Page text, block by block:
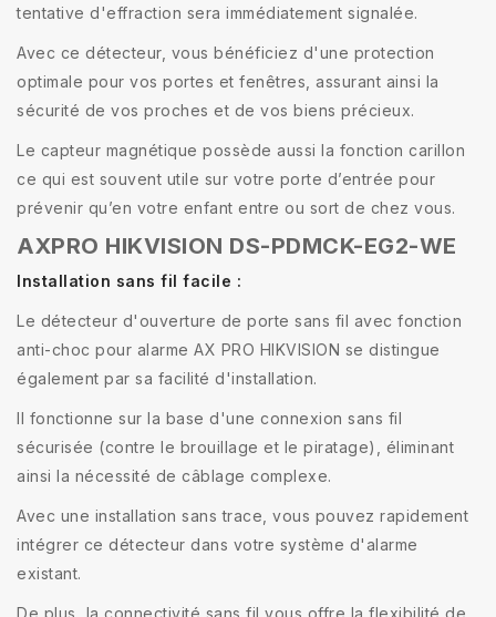
tentative d'effraction sera immédiatement signalée.
Avec ce détecteur, vous bénéficiez d'une protection
optimale pour vos portes et fenêtres, assurant ainsi la
sécurité de vos proches et de vos biens précieux.
Le capteur magnétique possède aussi la fonction carillon
ce qui est souvent utile sur votre porte d’entrée pour
prévenir qu’en votre enfant entre ou sort de chez vous.
AXPRO HIKVISION DS-PDMCK-EG2-WE
Installation sans fil facile :
Le détecteur d'ouverture de porte sans fil avec fonction
anti-choc pour alarme AX PRO HIKVISION se distingue
également par sa facilité d'installation.
Il fonctionne sur la base d'une connexion sans fil
sécurisée (contre le brouillage et le piratage), éliminant
ainsi la nécessité de câblage complexe.
Avec une installation sans trace, vous pouvez rapidement
intégrer ce détecteur dans votre système d'alarme
existant.
De plus, la connectivité sans fil vous offre la flexibilité de